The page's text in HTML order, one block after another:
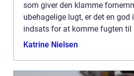
som giver den klamme
ubehagelige lugt, er det en god
indsats for at komme fugten til
gang for alle får fjernet fugten,
Katrine Nielsen